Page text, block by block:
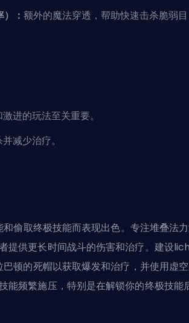
： 额外的魔法穿透，帮助快速击杀脆弱目
进的玩法至关重要。
减少治疗。
偷取终极技能而表现出色。专注堆叠法
提供更长时间战斗的伤害和治疗。建设lich
顿的死帽以获取爆发和治疗，并使用虚
能频繁施压，特别是在解锁你的终极技能